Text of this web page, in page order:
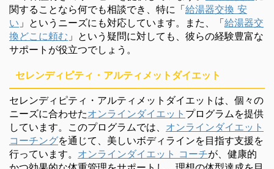
関することなら何でも相談でき、特に「給湯器交換 安
い 」というニーズにも対応しています。また、「給湯器交
換どこに頼む 」という疑問に対しても、彼らの経験豊富な
サポートが役立つでしょう。
セレンディピティ・アルティメットダイエット
セレンディピティ・アルティメットダイエットは、個々の
ニーズに合わせたオンラインダイエット プログラムを提供
しています。このプログラムでは、 オンラインダイエット
コーチングを通じて、美しいボディラインを目指す支援を
行っています。 オンラインダイエット コーチが、健康的